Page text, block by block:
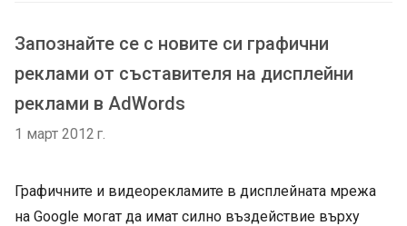
Запознайте се с новите си графични
реклами от съставителя на дисплейни
реклами в AdWords
1 март 2012 г.
Графичните и видеорекламите в дисплейната мрежа
на Google могат да имат силно въздействие върху